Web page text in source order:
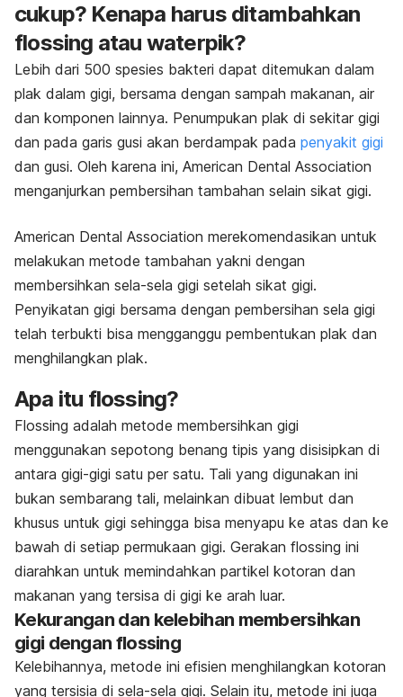
cukup? Kenapa harus ditambahkan
flossing atau waterpik?
Lebih dari 500 spesies bakteri dapat ditemukan dalam
plak dalam gigi, bersama dengan sampah makanan, air
dan komponen lainnya. Penumpukan plak di sekitar gigi
dan pada garis gusi akan berdampak pada penyakit gigi
dan gusi. Oleh karena ini, American Dental Association
menganjurkan pembersihan tambahan selain sikat gigi.
American Dental Association merekomendasikan untuk
melakukan metode tambahan yakni dengan
membersihkan sela-sela gigi setelah sikat gigi.
Penyikatan gigi bersama dengan pembersihan sela gigi
telah terbukti bisa mengganggu pembentukan plak dan
menghilangkan plak.
Apa itu flossing?
Flossing adalah metode membersihkan gigi
menggunakan sepotong benang tipis yang disisipkan di
antara gigi-gigi satu per satu. Tali yang digunakan ini
bukan sembarang tali, melainkan dibuat lembut dan
khusus untuk gigi sehingga bisa menyapu ke atas dan ke
bawah di setiap permukaan gigi. Gerakan flossing ini
diarahkan untuk memindahkan partikel kotoran dan
makanan yang tersisa di gigi ke arah luar.
Kekurangan dan kelebihan membersihkan
gigi dengan flossing
Kelebihannya, metode ini efisien menghilangkan kotoran
yang tersisia di sela-sela gigi. Selain itu, metode ini juga